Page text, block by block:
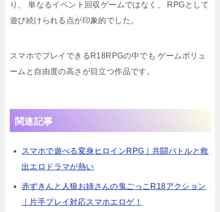
り、 単なるイベント回収ゲームではなく、 RPGとして
遊び続けられる点が印象的でした。
スマホでプレイできるR18RPGの中でも ゲームボリュ
ームと自由度の高さが目立つ作品です。
関連記事
スマホで遊べる変身ヒロインRPG｜共闘バトルと救
出エロドラマが熱い
赤ずきんと人狼お姉さんの鬼ごっこR18アクション
｜片手プレイ対応スマホエロゲ！